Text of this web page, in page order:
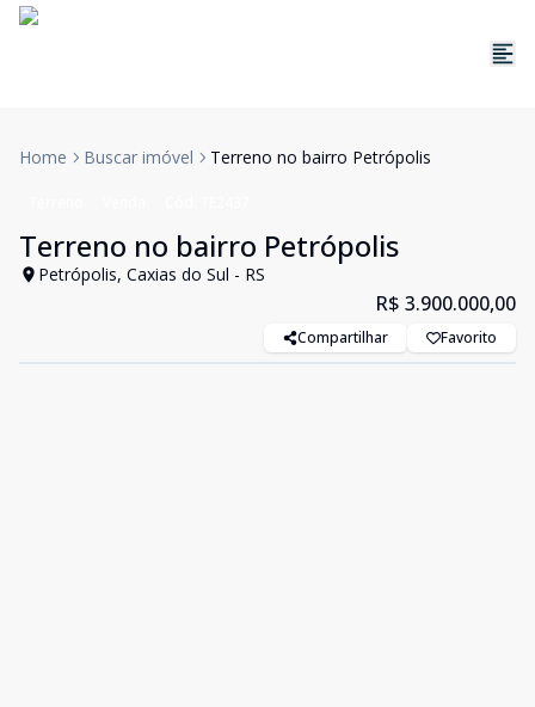
Home Buscar imóvel Terreno no bairro Petrópolis
Terreno no bairro Petrópolis
Petrópolis, Caxias do Sul - RS
R$ 3.900.000,00
Compartilhar Favorito